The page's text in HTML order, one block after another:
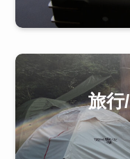
旅行